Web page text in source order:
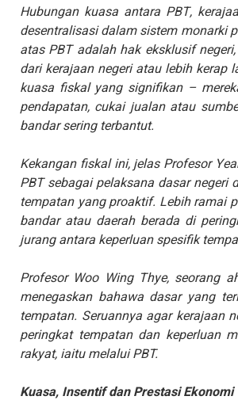
Hubungan kuasa antara PBT,
desentralisasi dalam sistem monarki
atas PBT adalah hak eksklusif
dari kerajaan negeri atau lebih kerap
kuasa fiskal yang signifikan –
pendapatan, cukai jualan atau
bandar sering terbantut.
Kekangan fiskal ini, jelas Profesor
PBT sebagai pelaksana dasar negeri
tempatan yang proaktif. Lebih ramai
bandar atau daerah berada di
jurang antara keperluan spesifik
Profesor Woo Wing Thye, seorang
menegaskan bahawa dasar yang
tempatan. Seruannya agar kerajaan
peringkat tempatan dan keperluan
rakyat, iaitu melalui PBT.
Kuasa, Insentif dan Prestasi Ekonomi